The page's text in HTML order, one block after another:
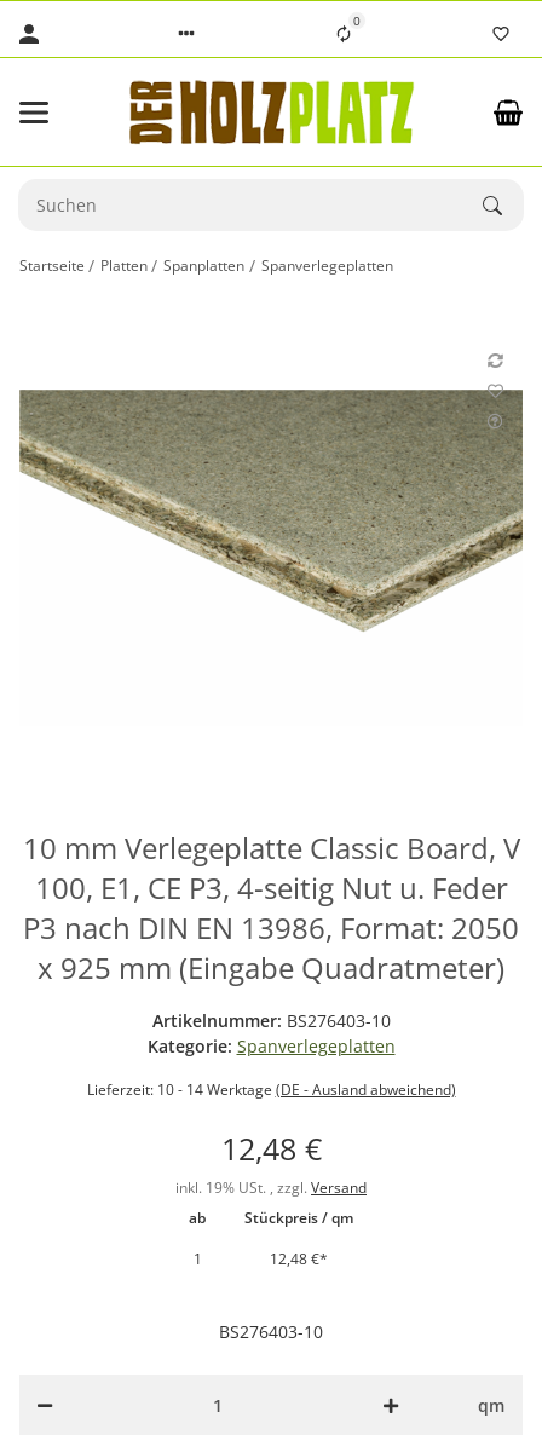
0
Startseite Platten Spanplatten Spanverlegeplatten
10 mm Verlegeplatte Classic Board, V
100, E1, CE P3, 4-seitig Nut u. Feder
P3 nach DIN EN 13986, Format: 2050
x 925 mm (Eingabe Quadratmeter)
Artikelnummer: BS276403-10
Kategorie: Spanverlegeplatten
Lieferzeit: 10 - 14 Werktage (DE - Ausland abweichend)
12,48 €
inkl. 19% USt. , zzgl. Versand
ab
Stückpreis / qm
1
12,48 €*
BS276403-10
qm